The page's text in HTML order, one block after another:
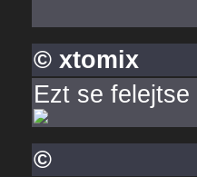
© xtomix
Ezt se felejtse
©